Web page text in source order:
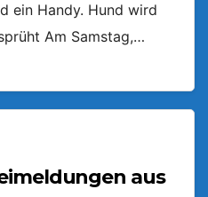
ein Handy. Hund wird
Am Samstag,…
aus